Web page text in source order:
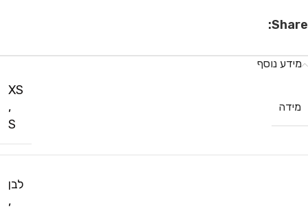
Share:
מידע נוסף
מידה
XS
,
S
לבן
,